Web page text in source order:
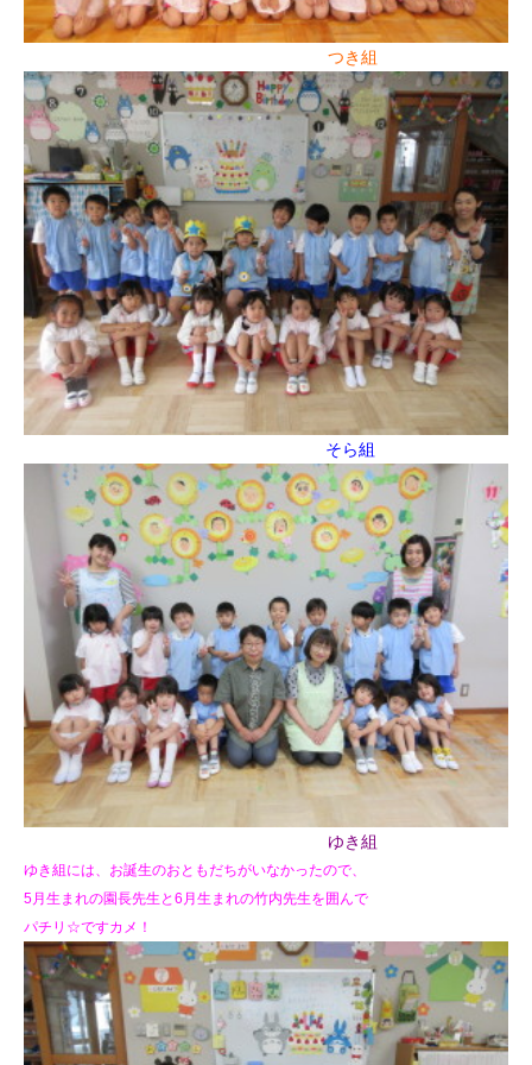
つき組
そら組
ゆき組
ゆき組には、お誕生のおともだちがいなかったので、
5月生まれの園長先生と6月生まれの竹内先生を囲んで
パチリ☆ですカメ！